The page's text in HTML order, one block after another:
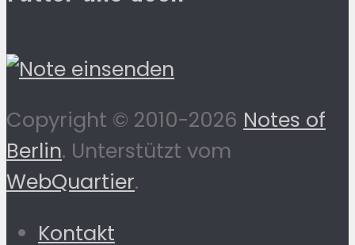
Copyright © 2010-2026 Notes of
Berlin. Unterstützt vom
WebQuartier.
Kontakt